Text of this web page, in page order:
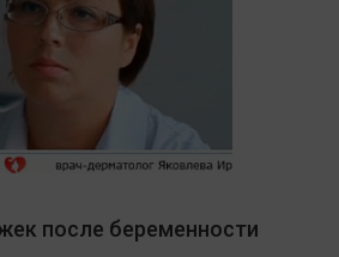
после беременности